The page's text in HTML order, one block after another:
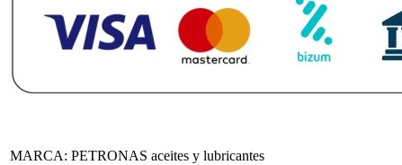
MARCA: PETRONAS aceites y lubricantes